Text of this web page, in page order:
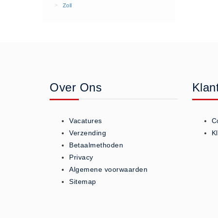
Geneesmiddelen (0)
Teken - Beten sets (5)
Evacuatie (19)
Noodkoffer (0)
Noodverlichting (1)
> Zoll
Over Ons
Vacatures
Verzending
Betaalmethoden
Privacy
Algemene voorwaarden
Sitemap